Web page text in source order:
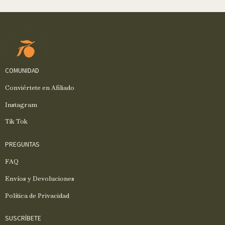
COMUNIDAD
Conviértete en Afiliado
Instagram
Tik Tok
PREGUNTAS
FAQ
Envíos y Devoluciones
Política de Privacidad
SUSCRÍBETE